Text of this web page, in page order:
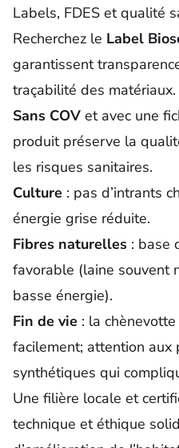
Labels, FDES et qualité
Recherchez le Label
garantissent
traçabilité des matériaux.
Sans COV et avec une
produit préserve la
les risques sanitaires.
Culture : pas d’intrants
énergie grise réduite.
Fibres naturelles : base
favorable (laine souvent
basse énergie).
Fin de vie : la
facilement; attention aux
synthétiques qui
Une filière locale et
technique et éthique